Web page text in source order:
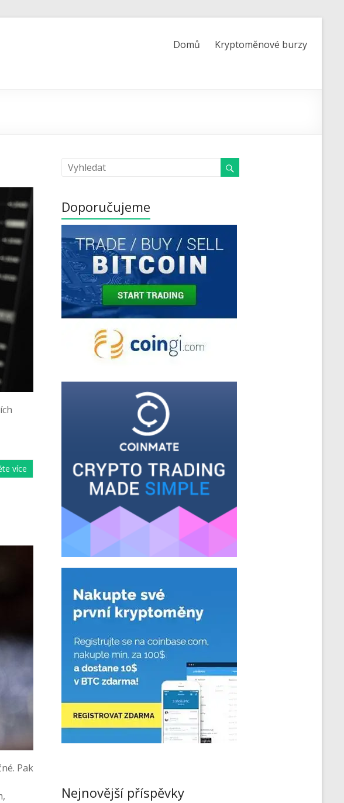
Domů Kryptoměnové burzy
více
Pak
Doporučujeme
Nejnovější příspěvky